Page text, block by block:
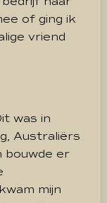
of ging ik
vriend
was in
Australiërs
bouwde er
mijn